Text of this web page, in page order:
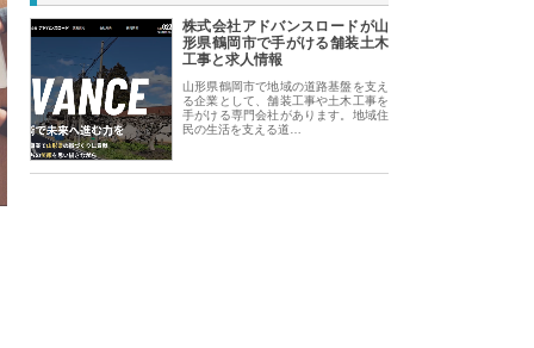
株式会社アドバンスロードが山
形県鶴岡市で手がける舗装土木
工事と求人情報
山形県鶴岡市で地域の道路基盤を支え
る企業として、舗装工事や土木工事を
手がける専門会社があります。地域住
民の生活を支える道…